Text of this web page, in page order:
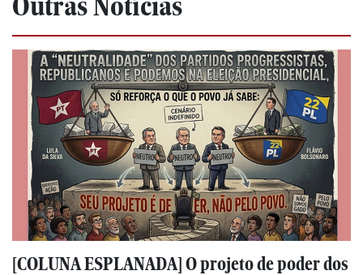
[COLUNA ESPLANADA] O projeto de poder dos